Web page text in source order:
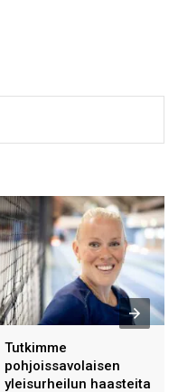
Tutkimme
pohjoissavolaisen
yleisurheilun haasteita